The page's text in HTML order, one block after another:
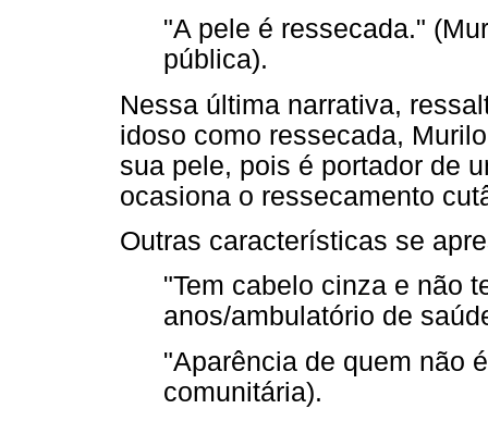
"A pele é ressecada."
pública).
Nessa última narrativa,
idoso como ressecada,
sua pele, pois é portador de
ocasiona o ressecamento
Outras características se
"Tem cabelo cinza e não
anos/ambulatório de
"Aparência de quem não
comunitária).